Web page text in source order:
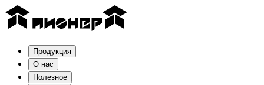
Продукция
О нас
Полезное